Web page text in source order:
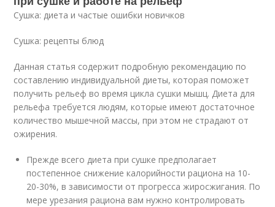
Сушка: диета и частые ошибки новичков
Сушка: рецепты блюд
Данная статья содержит подробную рекомендацию по
составлению индивидуальной диеты, которая поможет
получить рельеф во время цикла сушки мышц. Диета для
рельефа требуется людям, которые имеют достаточное
количество мышечной массы, при этом не страдают от
ожирения.
Прежде всего диета при сушке предполагает
постепенное снижение калорийности рациона на 10-
20-30%, в зависимости от прогресса жиросжигания. По
мере урезания рациона вам нужно контролировать